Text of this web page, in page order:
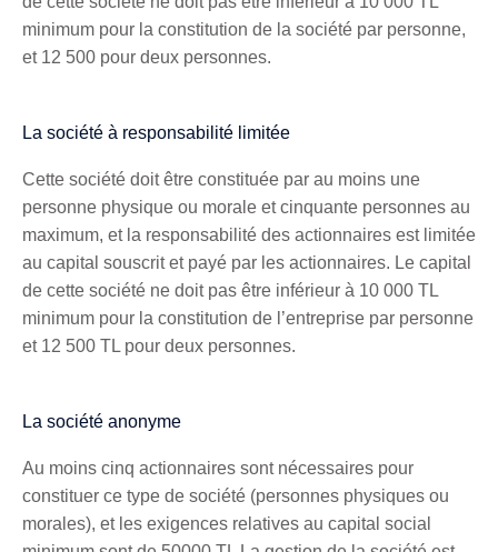
minimum pour la constitution de la société par personne,
et 12 500 pour deux personnes.
La société à responsabilité limitée
Cette société doit être constituée par au moins une
personne physique ou morale et cinquante personnes au
maximum, et la responsabilité des actionnaires est limitée
au capital souscrit et payé par les actionnaires. Le capital
de cette société ne doit pas être inférieur à 10 000 TL
minimum pour la constitution de l’entreprise par personne
et 12 500 TL pour deux personnes.
La société anonyme
Au moins cinq actionnaires sont nécessaires pour
constituer ce type de société (personnes physiques ou
morales), et les exigences relatives au capital social